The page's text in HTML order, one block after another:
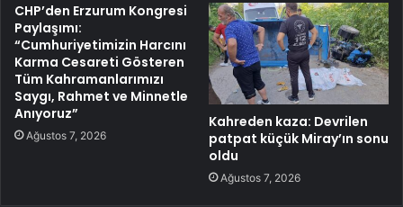
CHP’den Erzurum Kongresi
Paylaşımı:
“Cumhuriyetimizin Harcını
Karma Cesareti Gösteren
Tüm Kahramanlarımızı
Saygı, Rahmet ve Minnetle
Anıyoruz”
Ağustos 7, 2026
Kahreden kaza: Devrilen
patpat küçük Miray’ın sonu
oldu
Ağustos 7, 2026